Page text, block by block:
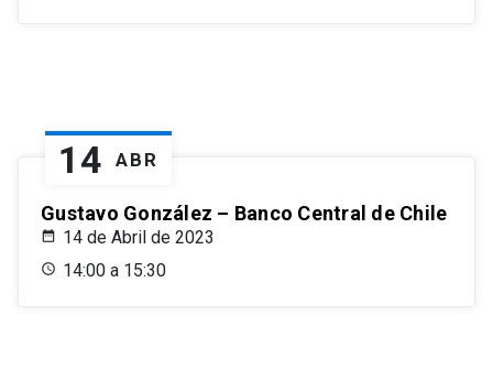
14 ABR
Gustavo González – Banco Central de Chile
14 de Abril de 2023
14:00 a 15:30